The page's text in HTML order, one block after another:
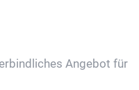
Angebot für